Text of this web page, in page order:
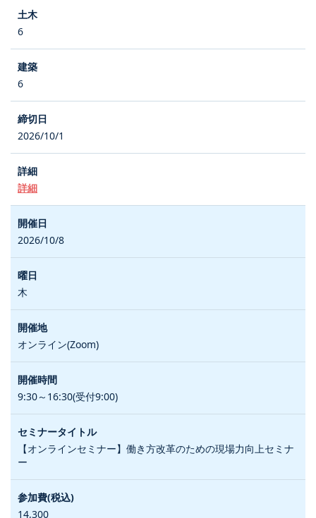
6
6
2026/10/1
詳細
2026/10/8
木
オンライン(Zoom)
9:30～16:30(受付9:00)
【オンラインセミナー】働き方改革のための現場力向上セミナ
ー
14,300